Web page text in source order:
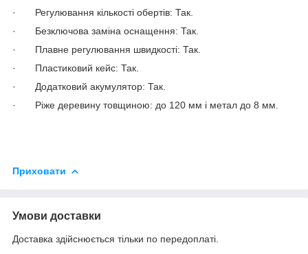
· Регулювання кількості обертів: Так.
· Безключова заміна оснащення: Так.
· Плавне регулювання швидкості: Так.
· Пластиковий кейс: Так.
· Додатковий акумулятор: Так.
· Ріже деревину товщиною: до 120 мм і метал до 8 мм.
Приховати
Умови доставки
Доставка здійснюється тільки по передоплаті.